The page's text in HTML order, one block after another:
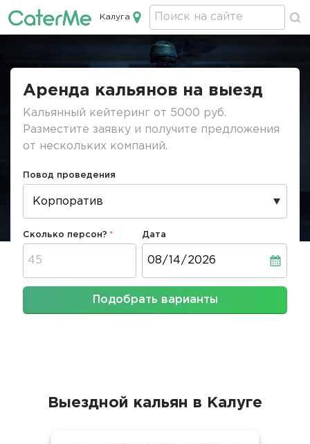
Кейтеринг в Калуге
Калуга
Аренда кальянов на выезд
Кальянный кейтеринг от 5000 руб.
Разместите заявку и получите предложения
от нескольких компаний.
Повод проведения
Сколько персон? Дата
Подобрать варианты
Выездной кальян в Калуге